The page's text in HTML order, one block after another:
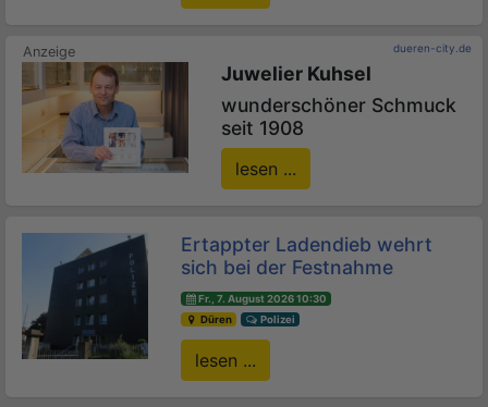
dueren-city.de
Juwelier Kuhsel
wunderschöner Schmuck
seit 1908
lesen ...
Ertappter Ladendieb wehrt
sich bei der Festnahme
Fr., 7. August 2026 10:30
Düren
Polizei
lesen ...